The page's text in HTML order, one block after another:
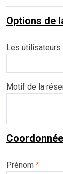
Options de
Les
Motif de la
Prénom *